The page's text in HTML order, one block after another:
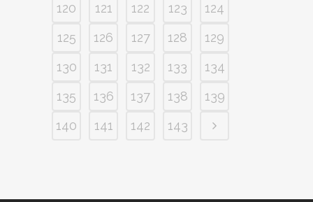
120
121 122 123
124
125
126 127 128
129
130
131 132 133
134
135
136 137 138
139
140
141 142 143